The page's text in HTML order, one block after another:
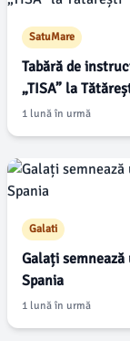
SatuMare
Tabără de
„TISA” la
1 lună în urmă
Galati
Galați
Spania
1 lună în urmă